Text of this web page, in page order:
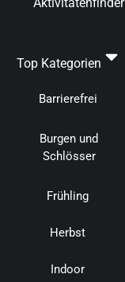
Top Kategorien
Barrierefrei
Burgen und
Schlösser
Frühling
Herbst
Indoor